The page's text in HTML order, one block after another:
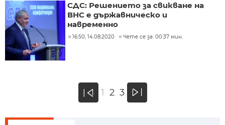
СДС: Решението за свикване на
ВНС е държавническо и
навременно
16:50, 14.08.2020 Чете се за: 00:37 мин.
« 1 2 3 »